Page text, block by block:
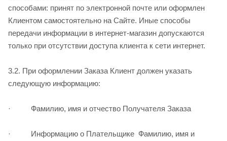
способами: принят по электронной почте или оформлен
Клиентом самостоятельно на Сайте. Иные способы
передачи информации в интернет­-магазин допускаются
только при отсутствии доступа клиента к сети интернет.
3.2. При оформлении Заказа Клиент должен указать
следующую информацию:
· Фамилию, имя и отчество Получателя Заказа
· Информацию о Плательщике ­ Фамилию, имя и